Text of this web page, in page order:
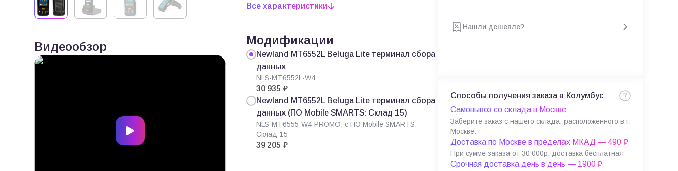
Видеообзор
Все характеристики
Модификации
Newland MT6552L Beluga Lite терминал сбора
данных
NLS-MT6552L-W4
30 935 ₽
Newland MT6552L Beluga Lite терминал сбора
данных (ПО Mobile SMARTS: Склад 15)
NLS-MT6555-W4-PROMO, с ПО Mobile SMARTS:
Склад 15
39 205 ₽
Нашли дешевле?
Способы получения заказа в Колумбус
Самовывоз со склада в Москве
Заберите заказ с нашего склада, расположенного в г.
Москве.
Доставка по Москве в пределах МКАД — 490 ₽
При сумме заказа от 30 000р. доставка бесплатная
Срочная доставка день в день — 1900 ₽